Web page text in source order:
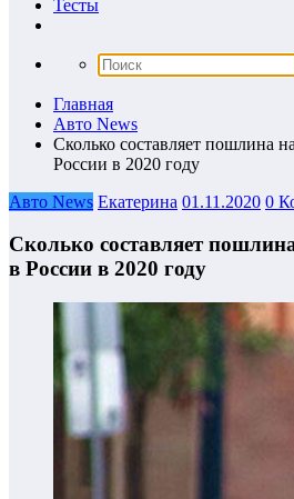
Тесты
Главная
Авто News
Сколько составляет пошлина
России в 2020 году
Авто News Екатерина 01.11.2020 0
Сколько составляет
в России в 2020 году